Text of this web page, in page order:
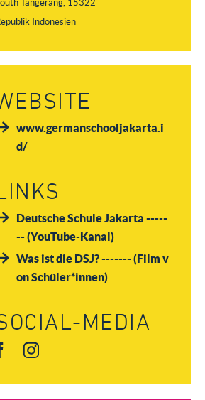
Tangerang, 15322
Indonesien
www.germanschooljakarta.i
d/
Deutsche Schule Jakarta -----
-- (YouTube-Kanal)
Was ist die DSJ? ------- (Film v
on Schüler*innen)
MEDIA